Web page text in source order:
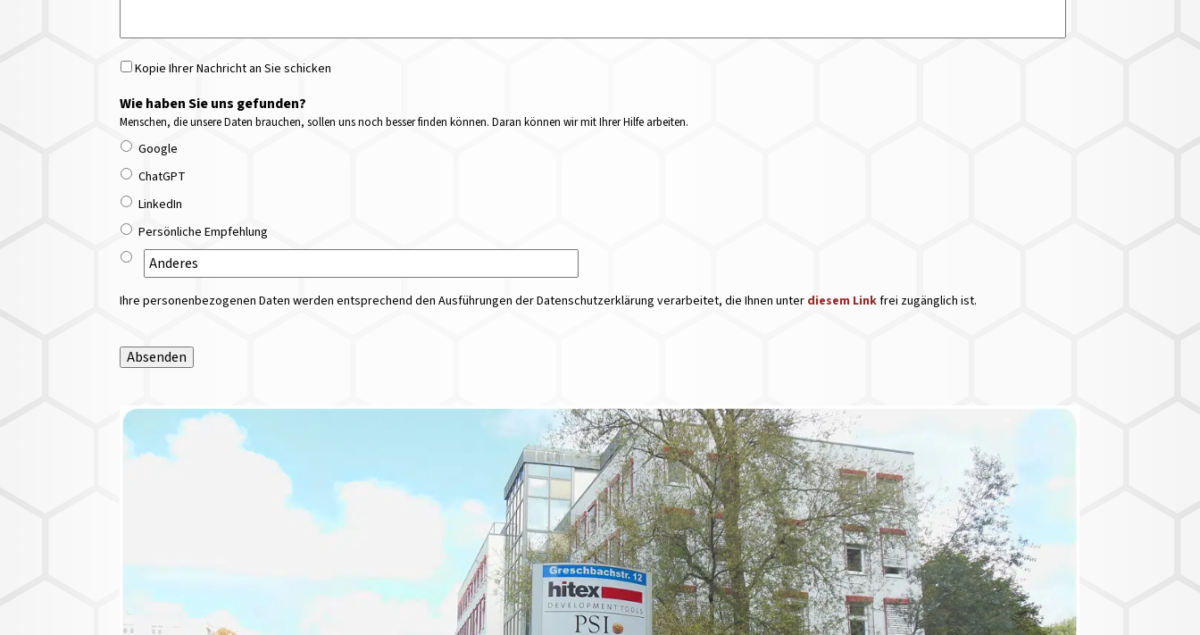
Kopie Ihrer Nachricht an Sie schicken
Wie haben Sie uns gefunden?
Menschen, die unsere Daten brauchen, sollen uns noch besser finden können. Daran können wir mit Ihrer Hilfe arbeiten.
Google
ChatGPT
LinkedIn
Persönliche Empfehlung
Ihre personenbezogenen Daten werden entsprechend den Ausführungen der Datenschutzerklärung verarbeitet, die Ihnen unter diesem Linkfrei zugänglich ist.
Absenden